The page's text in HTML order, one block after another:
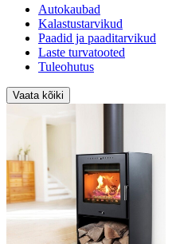
Autokaubad
Kalastustarvikud
Paadid ja paaditarvikud
Laste turvatooted
Tuleohutus
Vaata kõiki